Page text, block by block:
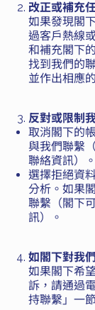
改正或補充
如果發現閣
過客戶熱線
和補充閣下
找到我們的
並作出相應
反對或限制
取消閣下的
與我們聯繫
聯絡資訊）。
選擇拒絕資
分析。如果
聯繫（閣下
訊）。
如閣下對我
如果閣下希
訴，請通過
持聯繫」一